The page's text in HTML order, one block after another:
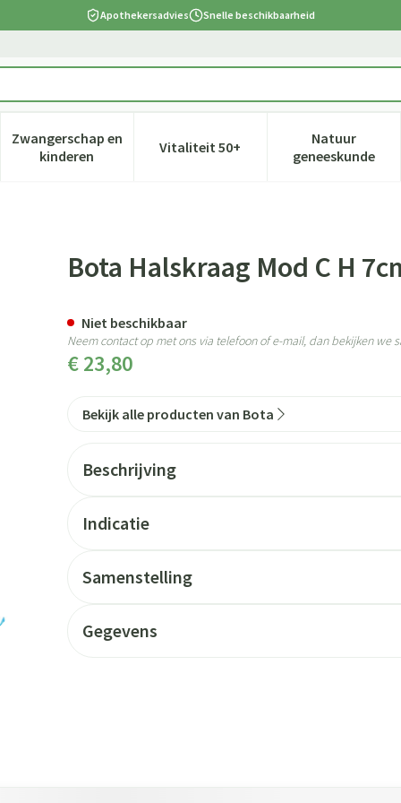
Apothekersadvies Snelle beschikbaarheid
verzorging en hygiëne categorie
voor Dieet, voeding en vitamines categorie
Zwangerschap en
kinderenToon submenu voor Zwangerschap en kinderen
Vitaliteit 50+Toon submenu voor Vitaliteit
Natuur
geneeskunde
Toon
Bota Halskraag Mod C H
€ 23,80
Niet beschikbaar
Neem contact op met ons via telefoon of e-mail, dan bekijken we
Bekijk alle producten van Bota
Beschrijving
Indicatie
Samenstelling
Gegevens